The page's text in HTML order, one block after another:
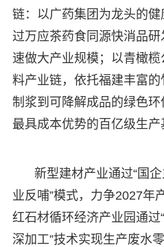
链：以广药集团为龙头的
过万应茶药食同源快消品
速做大产业规模；以青橄
料产业链，依托福建丰富
制浆到可降解成品的绿色
最具成本优势的百亿级生产
新型建材产业通过“国
业反哺”模式，力争2027年
红石材循环经济产业园通
深加工”技术实现生产废水